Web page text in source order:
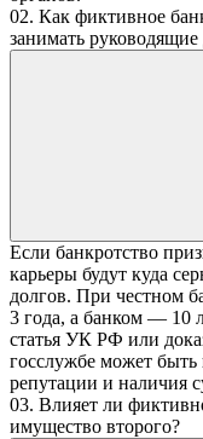
02. Как фиктивное
занимать
Если банкротство
карьеры будут куда
долгов. При честном
3 года, а банком — 10
статья УК РФ или
госслужбе может быть
репутации и наличия
03. Влияет ли
имущество второго?